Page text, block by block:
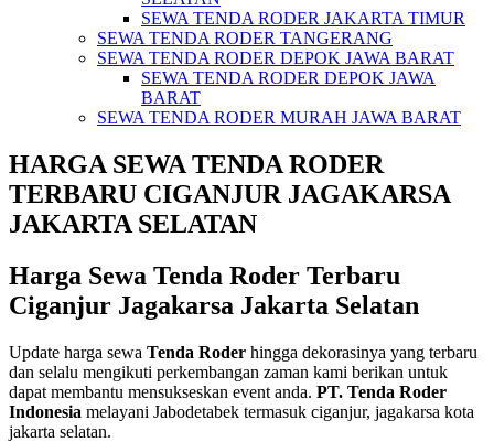
SEWA TENDA RODER JAKARTA TIMUR
SEWA TENDA RODER TANGERANG
SEWA TENDA RODER DEPOK JAWA BARAT
SEWA TENDA RODER DEPOK JAWA
BARAT
SEWA TENDA RODER MURAH JAWA BARAT
HARGA SEWA TENDA RODER
TERBARU CIGANJUR JAGAKARSA
JAKARTA SELATAN
Harga Sewa Tenda Roder Terbaru
Ciganjur Jagakarsa Jakarta Selatan
Update harga sewa Tenda Roder hingga dekorasinya yang terbaru
dan selalu mengikuti perkembangan zaman kami berikan untuk
dapat membantu mensukseskan event anda. PT. Tenda Roder
Indonesia melayani Jabodetabek termasuk ciganjur, jagakarsa kota
jakarta selatan.